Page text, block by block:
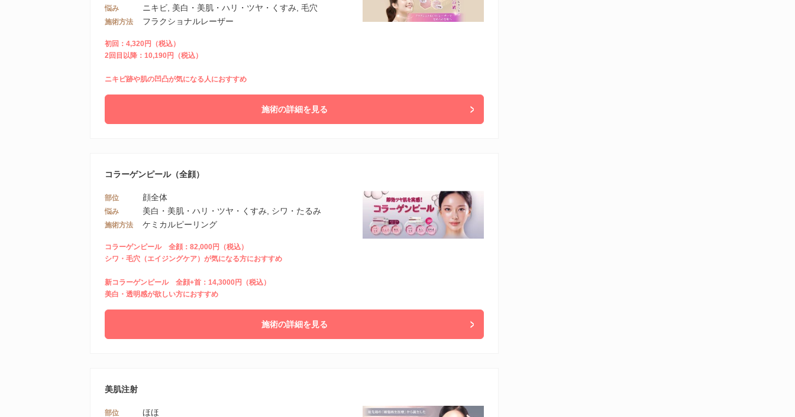
悩み ニキビ, 美白・美肌・ハリ・ツヤ・くすみ, 毛穴
施術方法 フラクショナルレーザー
初回：4,320円（税込）
2回目以降：10,190円（税込）
ニキビ跡や肌の凹凸が気になる人におすすめ
施術の詳細を見る
コラーゲンピール（全顔）
部位 顔全体
悩み 美白・美肌・ハリ・ツヤ・くすみ, シワ・たるみ
施術方法 ケミカルピーリング
コラーゲンピール 全顔：82,000円（税込）
シワ・毛穴（エイジングケア）が気になる方におすすめ
新コラーゲンピール 全顔+首：14,3000円（税込）
美白・透明感が欲しい方におすすめ
施術の詳細を見る
美肌注射
部位 ほほ